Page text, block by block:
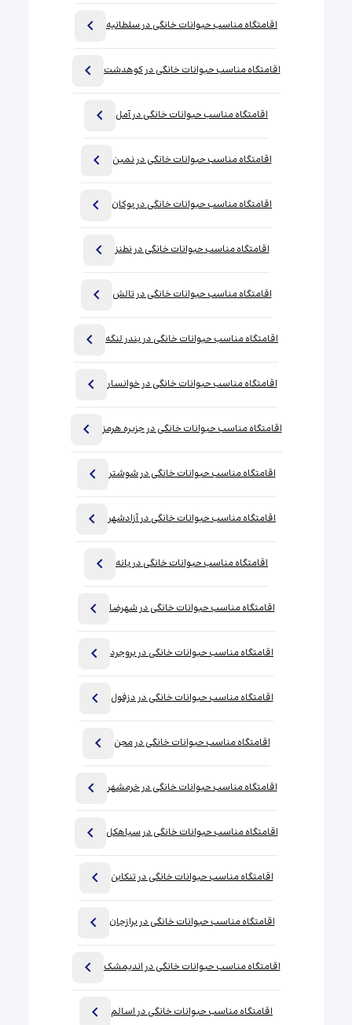
اقامتگاه مناسب حیوانات خانگی در سلطانیه
اقامتگاه مناسب حیوانات خانگی در کوهدشت
اقامتگاه مناسب حیوانات خانگی در آمل
اقامتگاه مناسب حیوانات خانگی در نمین
اقامتگاه مناسب حیوانات خانگی در بوکان
اقامتگاه مناسب حیوانات خانگی در نطنز
اقامتگاه مناسب حیوانات خانگی در تالش
اقامتگاه مناسب حیوانات خانگی در بندر لنگه
اقامتگاه مناسب حیوانات خانگی در خوانسار
اقامتگاه مناسب حیوانات خانگی در جزیره هرمز
اقامتگاه مناسب حیوانات خانگی در شوشتر
اقامتگاه مناسب حیوانات خانگی در آزادشهر
اقامتگاه مناسب حیوانات خانگی در بانه
اقامتگاه مناسب حیوانات خانگی در شهرضا
اقامتگاه مناسب حیوانات خانگی در بروجرد
اقامتگاه مناسب حیوانات خانگی در دزفول
اقامتگاه مناسب حیوانات خانگی در مجن
اقامتگاه مناسب حیوانات خانگی در خرمشهر
اقامتگاه مناسب حیوانات خانگی در سیاهکل
اقامتگاه مناسب حیوانات خانگی در تنکابن
اقامتگاه مناسب حیوانات خانگی در برازجان
اقامتگاه مناسب حیوانات خانگی در اندیمشک
اقامتگاه مناسب حیوانات خانگی در اسالم